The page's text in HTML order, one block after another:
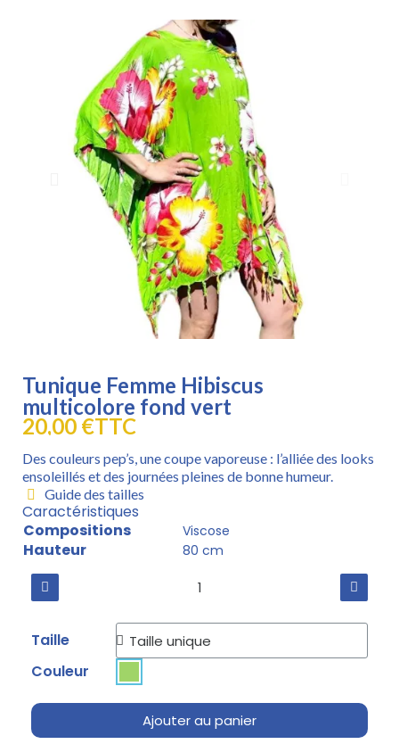
Tunique Femme Hibiscus
multicolore fond vert
20,00 €TTC
Des couleurs pep’s, une coupe vaporeuse : l’alliée des looks
ensoleillés et des journées pleines de bonne humeur.
Guide des tailles
Caractéristiques
Compositions
Viscose
Hauteur 80 cm
Taille
Couleur
Ajouter au panier